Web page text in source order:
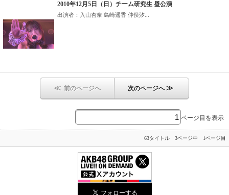
2010年12月5日（日）チーム研究生 昼公演
出演者：入山杏奈 島崎遥香 仲俣汐...
≪ 前のページへ 次のページへ≫
ページ目を表示
63タイトル 3ページ中 1ページ目